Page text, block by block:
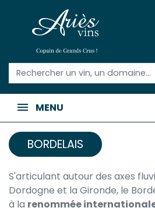
MENU
BORDELAIS
S'articulant autour des axes
Dordogne et la Gironde, le
à la renommée